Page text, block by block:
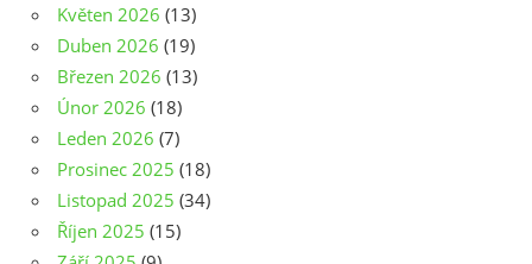
Květen 2026 (13)
Duben 2026 (19)
Březen 2026 (13)
Únor 2026 (18)
Leden 2026 (7)
Prosinec 2025 (18)
Listopad 2025 (34)
Říjen 2025 (15)